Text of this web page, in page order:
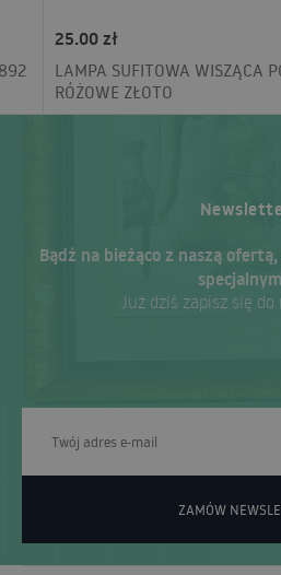
25.00 zł
LAMPA SUFITOWA WISZĄCA
RÓŻOWE ZŁOTO
Bądź na bieżąco z naszą
Już dziś zapisz się
ZAMÓW